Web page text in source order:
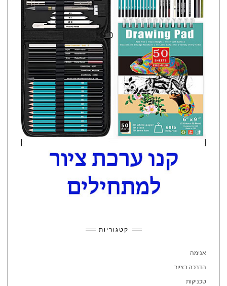
קטגוריות
אנימה
הדרכה בציור
טכניקות